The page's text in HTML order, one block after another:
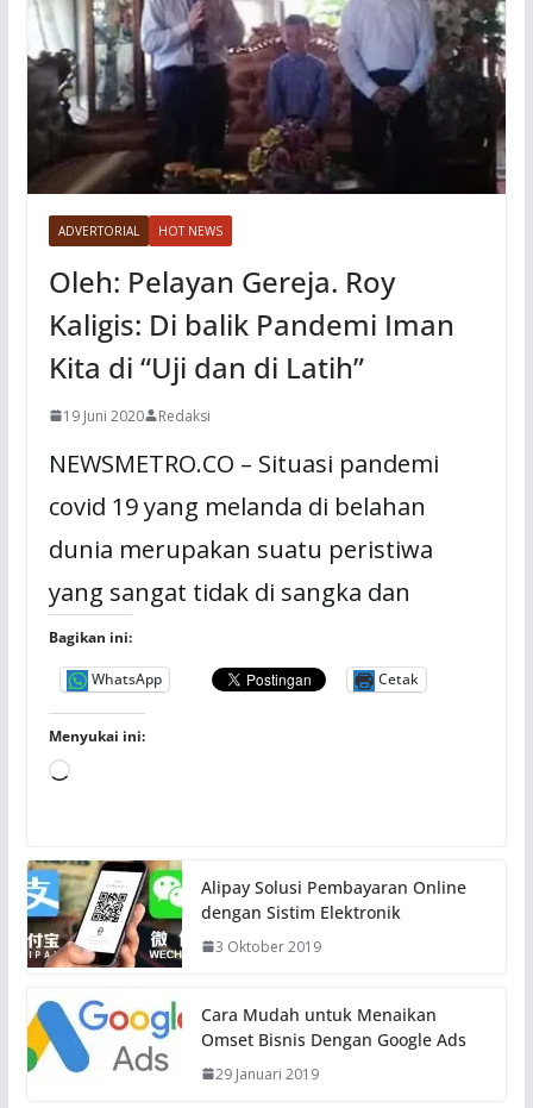
ADVERTORIAL HOT NEWS
Oleh: Pelayan Gereja. Roy
Kaligis: Di balik Pandemi Iman
Kita di “Uji dan di Latih”
19 Juni 2020 Redaksi
NEWSMETRO.CO – Situasi pandemi
covid 19 yang melanda di belahan
dunia merupakan suatu peristiwa
yang sangat tidak di sangka dan
Bagikan ini:
WhatsApp Cetak
Menyukai ini:
M
u
a
t
.
Alipay Solusi Pembayaran Online
dengan Sistim Elektronik
3 Oktober 2019
Cara Mudah untuk Menaikan
Omset Bisnis Dengan Google Ads
29 Januari 2019